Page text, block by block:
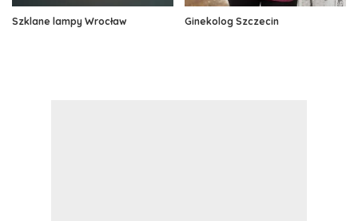
Szklane lampy Wrocław Ginekolog Szczecin